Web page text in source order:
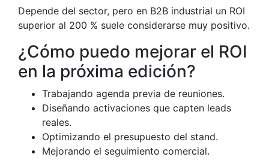
Depende del sector, pero en B2B industrial un ROI
superior al 200 % suele considerarse muy positivo.
¿Cómo puedo mejorar el ROI
en la próxima edición?
Trabajando agenda previa de reuniones.
Diseñando activaciones que capten leads
reales.
Optimizando el presupuesto del stand.
Mejorando el seguimiento comercial.